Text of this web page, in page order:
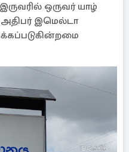
ஒருவர் யாழ்
இமெல்டா